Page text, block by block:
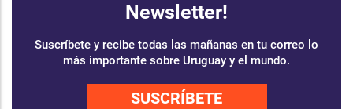
Newsletter!
Suscríbete y recibe todas las mañanas en tu correo lo
más importante sobre Uruguay y el mundo.
SUSCRÍBETE